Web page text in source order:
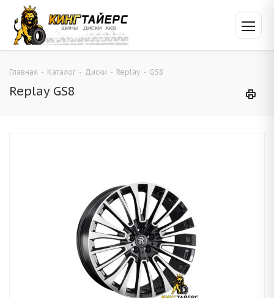
Главная - Каталог - Диски - Replay - GS8
Replay GS8